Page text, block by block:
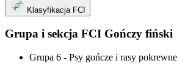
Klasyfikacja FCI
Grupa i sekcja FCI Gończy fiński
Grupa 6 - Psy gończe i rasy pokrewne